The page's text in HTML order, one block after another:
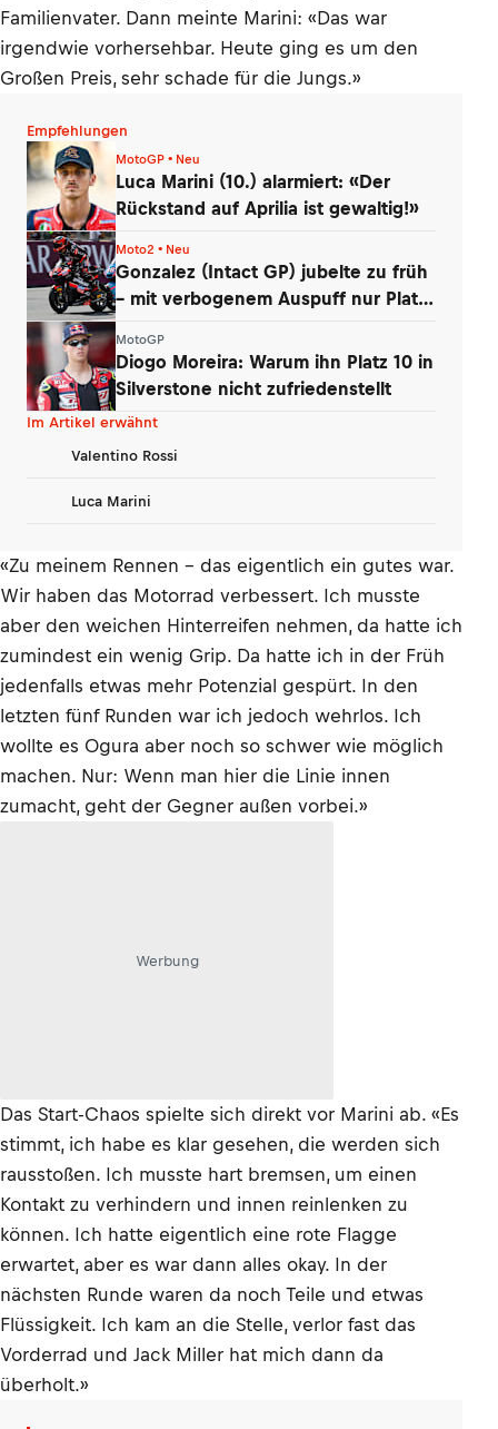
Familienvater. Dann meinte Marini: «Das war
irgendwie vorhersehbar. Heute ging es um den
Großen Preis, sehr schade für die Jungs.»
Empfehlungen
MotoGP • Neu
Luca Marini (10.) alarmiert: «Der
Rückstand auf Aprilia ist gewaltig!»
Moto2 • Neu
Gonzalez (Intact GP) jubelte zu früh
– mit verbogenem Auspuff nur Platz
MotoGP
Diogo Moreira: Warum ihn Platz 10 in
Silverstone nicht zufriedenstellt
Im Artikel erwähnt
Valentino Rossi
Luca Marini
«Zu meinem Rennen – das eigentlich ein gutes war.
Wir haben das Motorrad verbessert. Ich musste
aber den weichen Hinterreifen nehmen, da hatte ich
zumindest ein wenig Grip. Da hatte ich in der Früh
jedenfalls etwas mehr Potenzial gespürt. In den
letzten fünf Runden war ich jedoch wehrlos. Ich
wollte es Ogura aber noch so schwer wie möglich
machen. Nur: Wenn man hier die Linie innen
zumacht, geht der Gegner außen vorbei.»
Werbung
Das Start-Chaos spielte sich direkt vor Marini ab. «Es
stimmt, ich habe es klar gesehen, die werden sich
rausstoßen. Ich musste hart bremsen, um einen
Kontakt zu verhindern und innen reinlenken zu
können. Ich hatte eigentlich eine rote Flagge
erwartet, aber es war dann alles okay. In der
nächsten Runde waren da noch Teile und etwas
Flüssigkeit. Ich kam an die Stelle, verlor fast das
Vorderrad und Jack Miller hat mich dann da
überholt.»